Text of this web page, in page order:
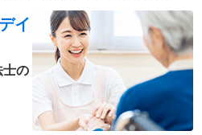
イ
士の